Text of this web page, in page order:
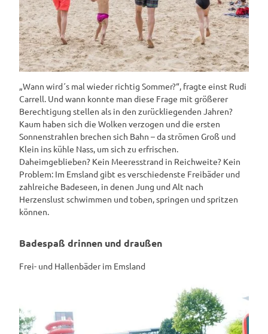
„Wann wird´s mal wieder richtig Sommer?“, fragte einst Rudi
Carrell. Und wann konnte man diese Frage mit größerer
Berechtigung stellen als in den zurückliegenden Jahren?
Kaum haben sich die Wolken verzogen und die ersten
Sonnenstrahlen brechen sich Bahn – da strömen Groß und
Klein ins kühle Nass, um sich zu erfrischen.
Daheimgeblieben? Kein Meeresstrand in Reichweite? Kein
Problem: Im Emsland gibt es verschiedenste Freibäder und
zahlreiche Badeseen, in denen Jung und Alt nach
Herzenslust schwimmen und toben, springen und spritzen
können.
Badespaß drinnen und draußen
Frei- und Hallenbäder im Emsland